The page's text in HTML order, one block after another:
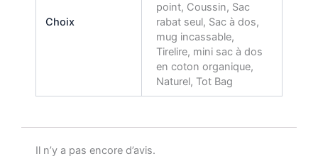
Choix
point, Coussin, Sac
rabat seul, Sac à dos,
mug incassable,
Tirelire, mini sac à dos
en coton organique,
Naturel, Tot Bag
Il n’y a pas encore d’avis.